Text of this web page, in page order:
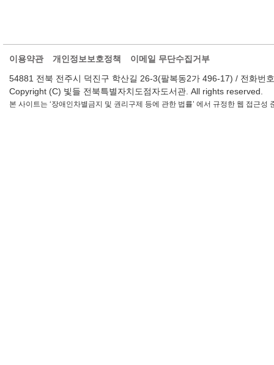
이용약관 개인정보보호정책
이메일 무단수집거부
54881 전북 전주시 덕진구 학산길 26-3(팔복동2가 496-17) / 전화
Copyright (C) 빛들 전북특별자치도점자도서관. All rights reserved.
본 사이트는 ‘장애인차별금지 및 권리구제 등에 관한 법률’ 에서 규정한 웹 접근